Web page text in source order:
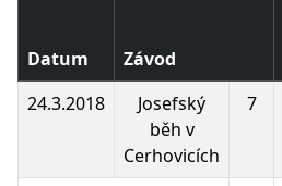
Datum Závod
24.3.2018
Josefský
běh v
Cerhovicích
7